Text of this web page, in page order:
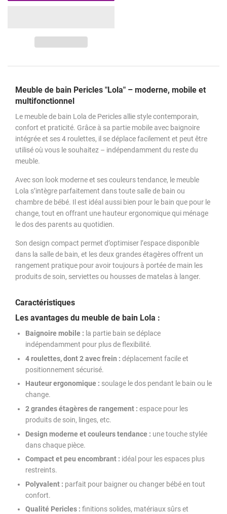
Meuble de bain Pericles "Lola" – moderne, mobile et
multifonctionnel
Le meuble de bain Lola de Pericles allie style contemporain,
confort et praticité. Grâce à sa partie mobile avec baignoire
intégrée et ses 4 roulettes, il se déplace facilement et peut être
utilisé où vous le souhaitez – indépendamment du reste du
meuble.
Avec son look moderne et ses couleurs tendance, le meuble
Lola s’intègre parfaitement dans toute salle de bain ou
chambre de bébé. Il est idéal aussi bien pour le bain que pour le
change, tout en offrant une hauteur ergonomique qui ménage
le dos des parents au quotidien.
Son design compact permet d’optimiser l’espace disponible
dans la salle de bain, et les deux grandes étagères offrent un
rangement pratique pour avoir toujours à portée de main les
produits de soin, serviettes ou housses de matelas à langer.
Caractéristiques
Les avantages du meuble de bain Lola :
Baignoire mobile : la partie bain se déplace
indépendamment pour plus de flexibilité.
4 roulettes, dont 2 avec frein : déplacement facile et
positionnement sécurisé.
Hauteur ergonomique : soulage le dos pendant le bain ou le
change.
2 grandes étagères de rangement : espace pour les
produits de soin, linges, etc.
Design moderne et couleurs tendance : une touche stylée
dans chaque pièce.
Compact et peu encombrant : idéal pour les espaces plus
restreints.
Polyvalent : parfait pour baigner ou changer bébé en tout
confort.
Qualité Pericles : finitions solides, matériaux sûrs et